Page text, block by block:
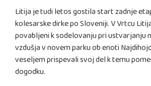
Litija je tudi letos gostila start zadnje
kolesarske dirke po Sloveniji. V Vrtcu
povabljeni k sodelovanju pri ustvarjanju
vzdušja v novem parku ob enoti
veseljem prispevali svoj del k temu
dogodku.